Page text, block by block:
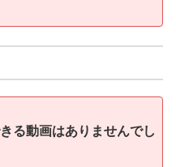
る動画はありませんでし